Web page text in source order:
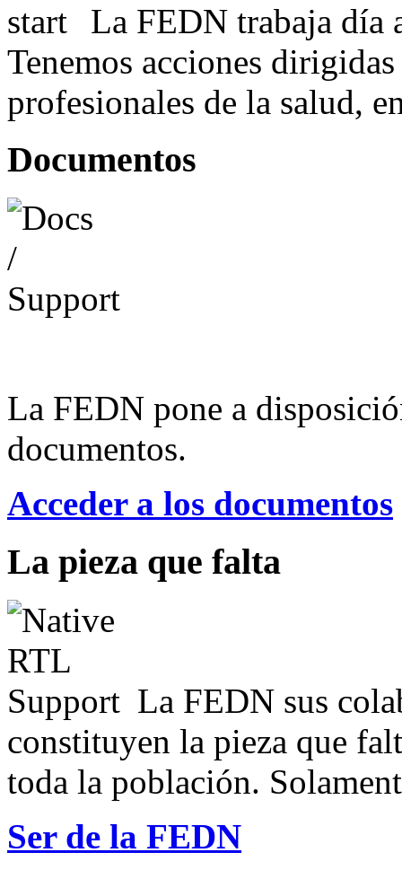
La FEDN trabaja día
Tenemos acciones
profesionales de la salud,
Documentos
La FEDN pone a
documentos.
Acceder a los documentos
La pieza que falta
La FEDN sus
constituyen la pieza que
toda la población.
Ser de la FEDN